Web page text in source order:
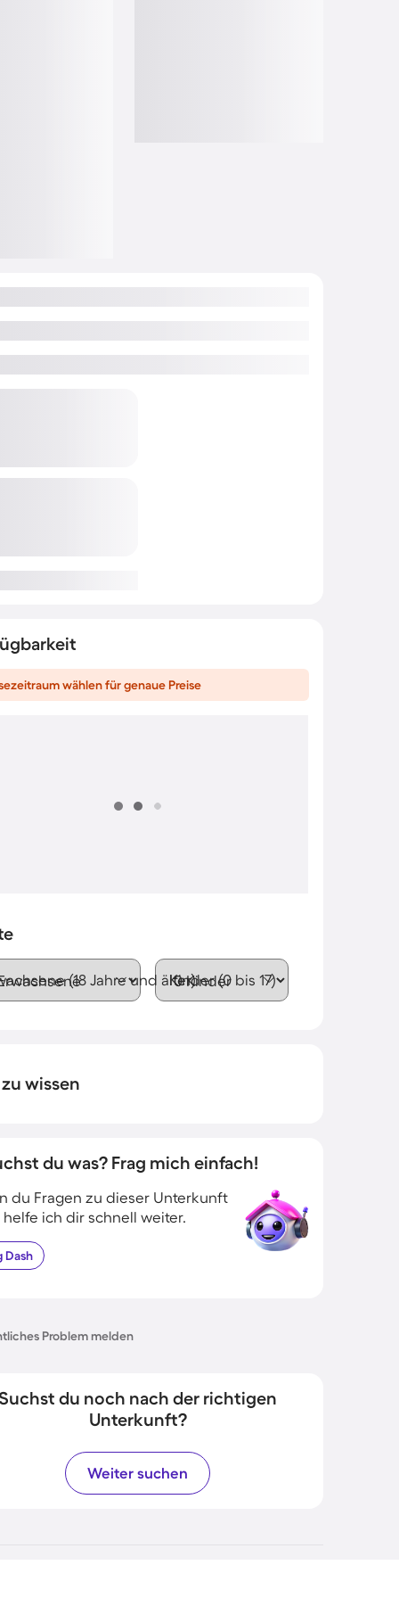
wählen für genaue Preise
(18 Jahre und älter)Kinder (0 bis 17)
wissen
du was? Frag mich einfach!
du Fragen zu dieser Unterkunft
helfe ich dir schnell weiter.
Dash
Problem melden
du noch nach der richtigen
Unterkunft?
Weiter suchen